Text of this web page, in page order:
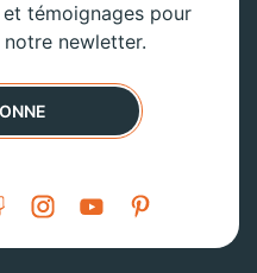
témoignages pour
newletter.